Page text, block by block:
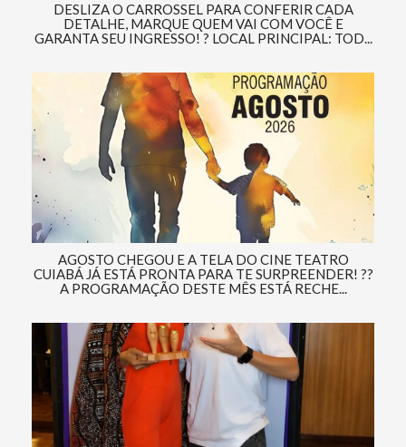
DESLIZA O CARROSSEL PARA CONFERIR CADA
DETALHE, MARQUE QUEM VAI COM VOCÊ E
GARANTA SEU INGRESSO! ? LOCAL PRINCIPAL: TOD...
AGOSTO CHEGOU E A TELA DO CINE TEATRO
CUIABÁ JÁ ESTÁ PRONTA PARA TE SURPREENDER! ??
A PROGRAMAÇÃO DESTE MÊS ESTÁ RECHE...